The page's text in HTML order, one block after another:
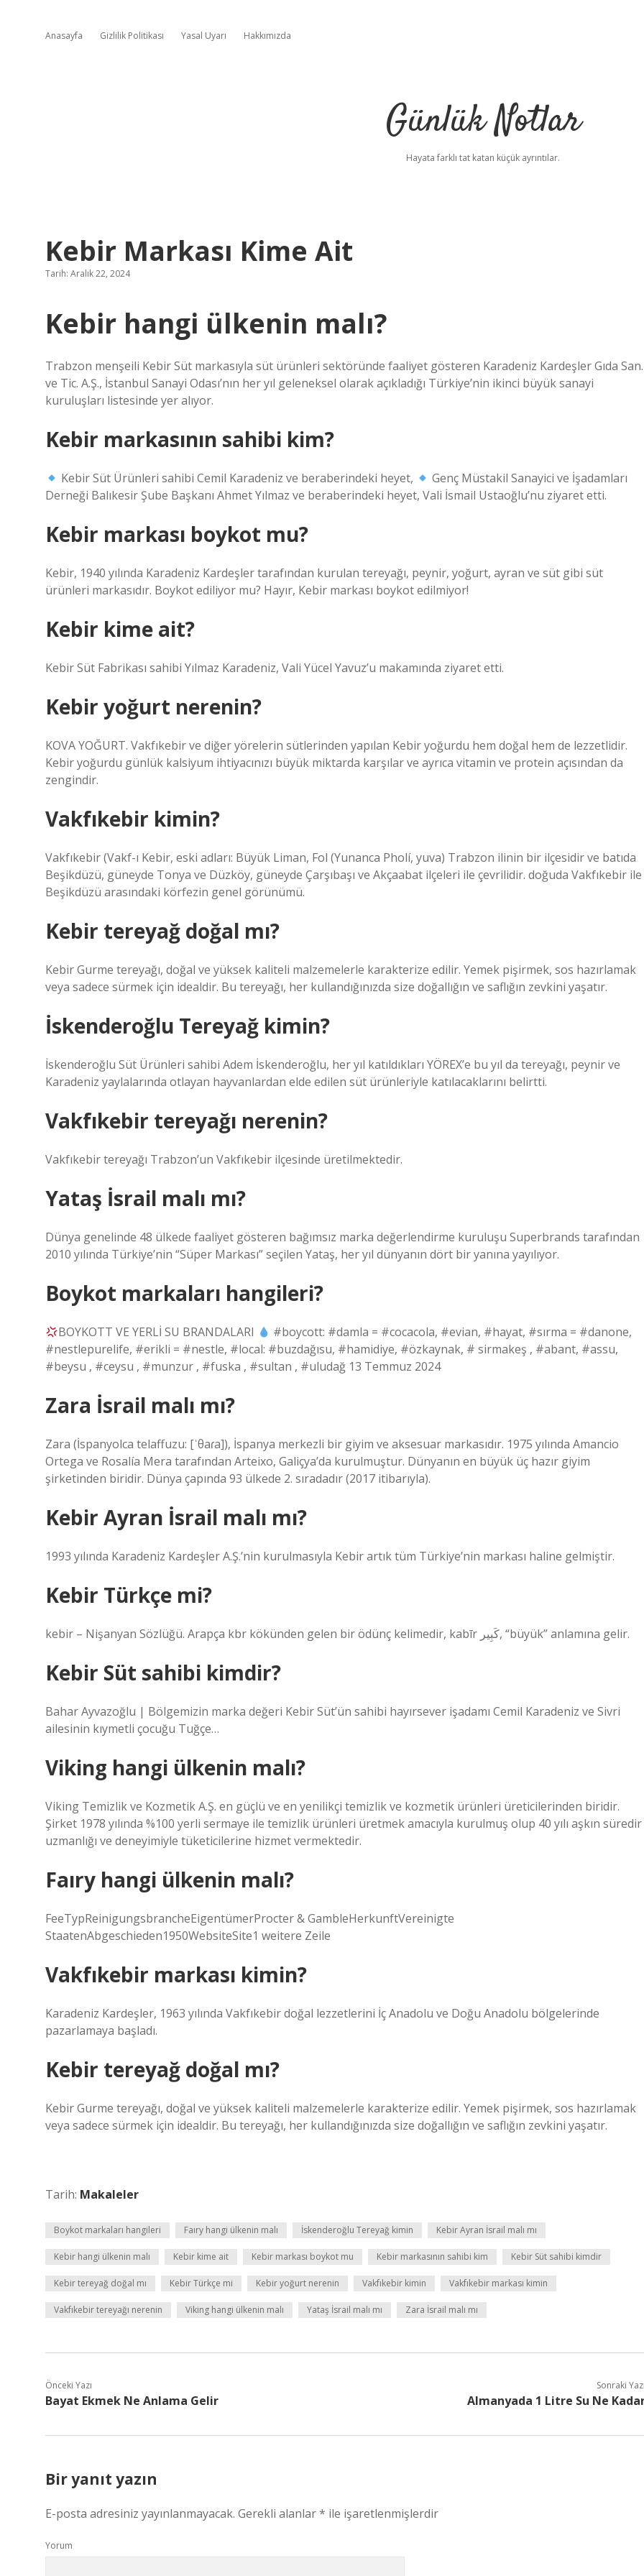
Anasayfa Gizlilik Politikası Yasal Uyarı Hakkımızda
Günlük Notlar
Hayata farklı tat katan küçük ayrıntılar.
Kebir Markası Kime Ait
Tarih: Aralık 22, 2024
Kebir hangi ülkenin malı?
Trabzon menşeili Kebir Süt markasıyla süt ürünleri sektöründe faaliyet gösteren Karadeniz Kardeşler Gıda San.
ve Tic. A.Ş., İstanbul Sanayi Odası’nın her yıl geleneksel olarak açıkladığı Türkiye’nin ikinci büyük sanayi
kuruluşları listesinde yer alıyor.
Kebir markasının sahibi kim?
Kebir Süt Ürünleri sahibi Cemil Karadeniz ve beraberindeki heyet,
Genç Müstakil Sanayici ve İşadamları
Derneği Balıkesir Şube Başkanı Ahmet Yılmaz ve beraberindeki heyet, Vali İsmail Ustaoğlu’nu ziyaret etti.
Kebir markası boykot mu?
Kebir, 1940 yılında Karadeniz Kardeşler tarafından kurulan tereyağı, peynir, yoğurt, ayran ve süt gibi süt
ürünleri markasıdır. Boykot ediliyor mu? Hayır, Kebir markası boykot edilmiyor!
Kebir kime ait?
Kebir Süt Fabrikası sahibi Yılmaz Karadeniz, Vali Yücel Yavuz’u makamında ziyaret etti.
Kebir yoğurt nerenin?
KOVA YOĞURT. Vakfıkebir ve diğer yörelerin sütlerinden yapılan Kebir yoğurdu hem doğal hem de lezzetlidir.
Kebir yoğurdu günlük kalsiyum ihtiyacınızı büyük miktarda karşılar ve ayrıca vitamin ve protein açısından da
zengindir.
Vakfıkebir kimin?
Vakfıkebir (Vakf-ı Kebir, eski adları: Büyük Liman, Fol (Yunanca Pholí, yuva) Trabzon ilinin bir ilçesidir ve batıda
Beşikdüzü, güneyde Tonya ve Düzköy, güneyde Çarşıbaşı ve Akçaabat ilçeleri ile çevrilidir. doğuda Vakfıkebir ile
Beşikdüzü arasındaki körfezin genel görünümü.
Kebir tereyağ doğal mı?
Kebir Gurme tereyağı, doğal ve yüksek kaliteli malzemelerle karakterize edilir. Yemek pişirmek, sos hazırlamak
veya sadece sürmek için idealdir. Bu tereyağı, her kullandığınızda size doğallığın ve saflığın zevkini yaşatır.
İskenderoğlu Tereyağ kimin?
İskenderoğlu Süt Ürünleri sahibi Adem İskenderoğlu, her yıl katıldıkları YÖREX’e bu yıl da tereyağı, peynir ve
Karadeniz yaylalarında otlayan hayvanlardan elde edilen süt ürünleriyle katılacaklarını belirtti.
Vakfıkebir tereyağı nerenin?
Vakfıkebir tereyağı Trabzon’un Vakfıkebir ilçesinde üretilmektedir.
Yataş İsrail malı mı?
Dünya genelinde 48 ülkede faaliyet gösteren bağımsız marka değerlendirme kuruluşu Superbrands tarafından
2010 yılında Türkiye’nin “Süper Markası” seçilen Yataş, her yıl dünyanın dört bir yanına yayılıyor.
Boykot markaları hangileri?
BOYKOTT VE YERLİ SU BRANDALARI
#boycott: #damla = #cocacola, #evian, #hayat, #sırma = #danone,
#nestlepurelife, #erikli = #nestle, #local: #buzdağısu, #hamidiye, #özkaynak, # sirmakeş , #abant, #assu,
#beysu , #ceysu , #munzur , #fuska , #sultan , #uludağ 13 Temmuz 2024
Zara İsrail malı mı?
Zara (İspanyolca telaffuzu: [ˈθaɾa]), İspanya merkezli bir giyim ve aksesuar markasıdır. 1975 yılında Amancio
Ortega ve Rosalía Mera tarafından Arteixo, Galiçya’da kurulmuştur. Dünyanın en büyük üç hazır giyim
şirketinden biridir. Dünya çapında 93 ülkede 2. sıradadır (2017 itibarıyla).
Kebir Ayran İsrail malı mı?
1993 yılında Karadeniz Kardeşler A.Ş.’nin kurulmasıyla Kebir artık tüm Türkiye’nin markası haline gelmiştir.
Kebir Türkçe mi?
kebir – Nişanyan Sözlüğü. Arapça kbr kökünden gelen bir ödünç kelimedir, kabīr كَبِير, “büyük” anlamına gelir.
Kebir Süt sahibi kimdir?
Bahar Ayvazoğlu | Bölgemizin marka değeri Kebir Süt’ün sahibi hayırsever işadamı Cemil Karadeniz ve Sivri
ailesinin kıymetli çocuğu Tuğçe…
Viking hangi ülkenin malı?
Viking Temizlik ve Kozmetik A.Ş. en güçlü ve en yenilikçi temizlik ve kozmetik ürünleri üreticilerinden biridir.
Şirket 1978 yılında %100 yerli sermaye ile temizlik ürünleri üretmek amacıyla kurulmuş olup 40 yılı aşkın süredir
uzmanlığı ve deneyimiyle tüketicilerine hizmet vermektedir.
Faıry hangi ülkenin malı?
FeeTypReinigungsbrancheEigentümerProcter & GambleHerkunftVereinigte
StaatenAbgeschieden1950WebsiteSite1 weitere Zeile
Vakfıkebir markası kimin?
Karadeniz Kardeşler, 1963 yılında Vakfıkebir doğal lezzetlerini İç Anadolu ve Doğu Anadolu bölgelerinde
pazarlamaya başladı.
Kebir tereyağ doğal mı?
Kebir Gurme tereyağı, doğal ve yüksek kaliteli malzemelerle karakterize edilir. Yemek pişirmek, sos hazırlamak
veya sadece sürmek için idealdir. Bu tereyağı, her kullandığınızda size doğallığın ve saflığın zevkini yaşatır.
Tarih: Makaleler
Boykot markaları hangileri Faıry hangi ülkenin malı İskenderoğlu Tereyağ kimin Kebir Ayran İsrail malı mı
Kebir hangi ülkenin malı Kebir kime ait Kebir markası boykot mu Kebir markasının sahibi kim Kebir Süt sahibi kimdir
Kebir tereyağ doğal mı Kebir Türkçe mi Kebir yoğurt nerenin Vakfıkebir kimin Vakfıkebir markası kimin
Vakfıkebir tereyağı nerenin Viking hangi ülkenin malı Yataş İsrail malı mı Zara İsrail malı mı
Önceki Yazı
Bayat Ekmek Ne Anlama Gelir
Sonraki Yazı
Almanyada 1 Litre Su Ne
Bir yanıt yazın
E-posta adresiniz yayınlanmayacak. Gerekli alanlar* ile işaretlenmişlerdir
Yorum